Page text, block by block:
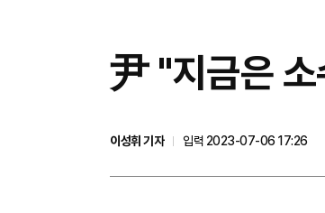
尹 "지금은 소
이성휘 기자
입력 2023-07-06 17:26